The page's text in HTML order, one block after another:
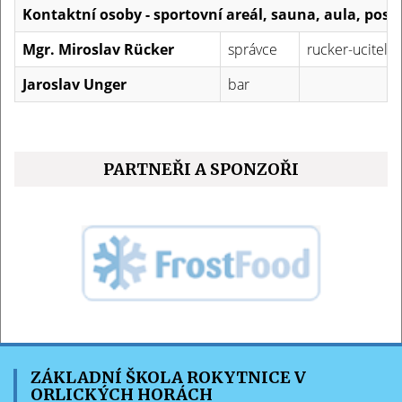
Kontaktní osoby - sportovní areál, sauna, aula,
Mgr. Miroslav Rücker
správce
rucker-
Jaroslav Unger
bar
PARTNEŘI A SPONZOŘI
ZÁKLADNÍ ŠKOLA ROKYTNICE V
ORLICKÝCH HORÁCH